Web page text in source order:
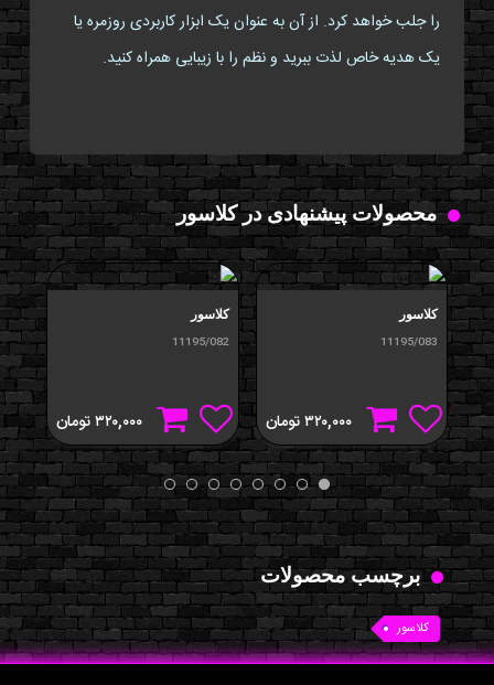
را جلب خواهد کرد. از آن به عنوان یک ابزار کاربردی روزمره یا
یک هدیه خاص لذت ببرید و نظم را با زیبایی همراه کنید.
محصولات پیشنهادی در کلاسور
کلاسور
11195/083
۳۲۰,۰۰۰تومان
کلاسور
11195/082
۳۲۰,۰۰۰تومان
برچسب محصولات
کلاسور